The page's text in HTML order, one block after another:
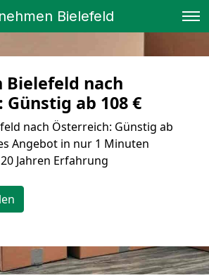
Bielefeld
Bielefeld nach
ab 108 €
nach Österreich: Günstig ab
Angebot in nur 1 Minuten
Jahren Erfahrung